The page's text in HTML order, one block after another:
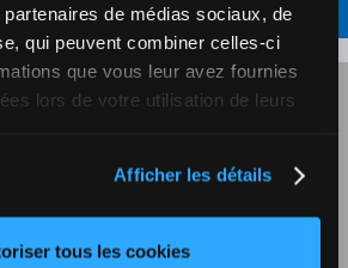
de médias sociaux, de
qui peuvent combiner celles-ci
que vous leur avez fournies
lors de votre utilisation de leurs
Afficher les détails
tous les cookies
JEU RESPONSABLE